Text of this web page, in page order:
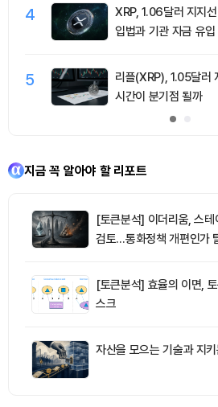
4
XRP, 1.06달러 지지
입법과 기관 자금 유입
5
리플(XRP), 1.05달
시간이 분기점 될까
지금 꼭 알아야 할 리포트
[토큰분석] 이더리움, 스
검토…통화정책 개편인가
[토큰분석] 효율의 이면,
스크
자산을 모으는 기술과 지